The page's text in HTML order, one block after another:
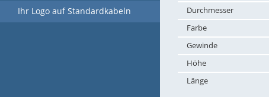
Durchmesser
Farbe
Gewinde
Höhe
Länge
Ihr Logo auf Standardkabeln